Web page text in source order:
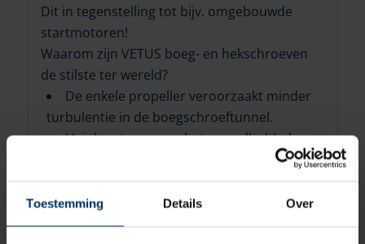
Toestemming Details Over
Dit in tegenstelling tot bijv. omgebouwde
startmotoren!
Waarom zijn VETUS boeg- en hekschroeven
de stilste ter wereld?
De enkele propeller veroorzaakt minder
turbulentie in de boegschroeftunnel.
Uniek ontwerp van het propellerblad
transmissie geluid.
De flexibele koppeling tussen het